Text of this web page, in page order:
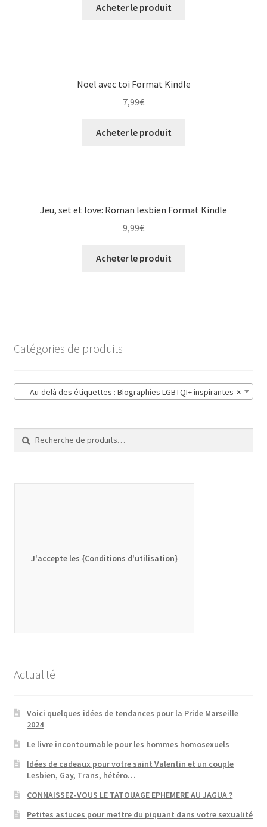
Acheter le produit
Noel avec toi Format Kindle
7,99€
Acheter le produit
Jeu, set et love: Roman lesbien Format Kindle
9,99€
Acheter le produit
Catégories de produits
×
Au-delà des étiquettes : Biographies LGBTQI+ inspirantes
pour :
J'accepte les {Conditions d'utilisation}
Actualité
Voici quelques idées de tendances pour la Pride Marseille
2024
Le livre incontournable pour les hommes homosexuels
Idées de cadeaux pour votre saint Valentin et un couple
Lesbien, Gay, Trans, hétéro…
CONNAISSEZ-VOUS LE TATOUAGE EPHEMERE AU JAGUA ?
Petites astuces pour mettre du piquant dans votre sexualité